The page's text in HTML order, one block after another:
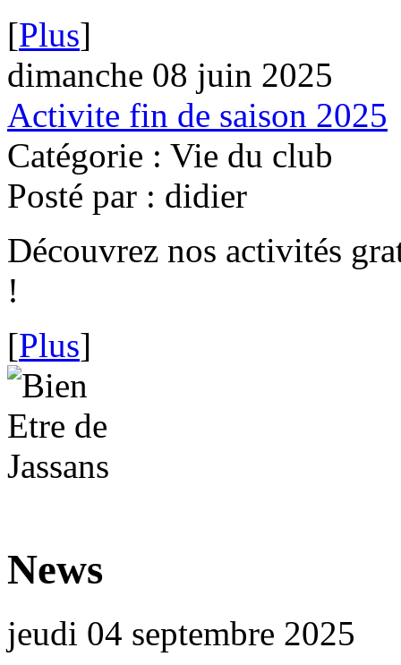
[Plus]
dimanche 08 juin 2025
Activite fin de saison 2025
Catégorie : Vie du club
Posté par : didier
Découvrez nos activités
!
[Plus]
News
jeudi 04 septembre 2025